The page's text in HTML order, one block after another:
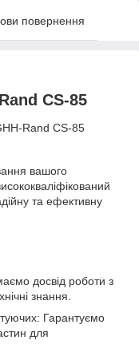
повернення
CS-85
Rand CS-85
вашого
та ефективну
досвід роботи з
знання.
Гарантуємо
для